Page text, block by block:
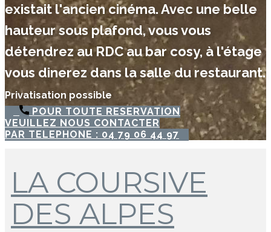
existait l'ancien cinéma. Avec une belle
hauteur sous plafond, vous vous
détendrez au RDC au bar cosy, à l'étage
vous dinerez dans la salle du restaurant.
Privatisation possible
POUR TOUTE RESERVATION
VEUILLEZ NOUS CONTACTER
PAR TELEPHONE : 04 79 06 44 97
LA COURSIVE
DES ALPES